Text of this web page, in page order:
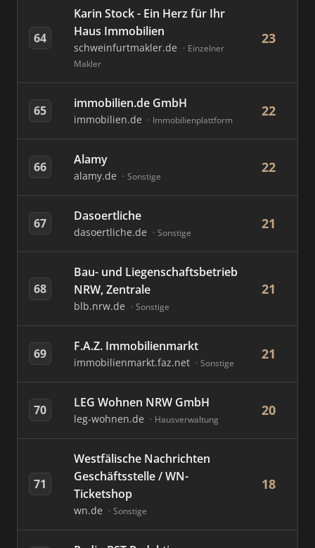
64
Karin Stock - Ein Herz für Ihr
Haus Immobilien
schweinfurtmakler.de
Einzelner
Makler
23
65 immobilien.de GmbH
immobilien.de Immobilienplattform
22
66 Alamy
alamy.de Sonstige
22
67 Dasoertliche
dasoertliche.de Sonstige
21
68
Bau- und Liegenschaftsbetrieb
NRW, Zentrale
blb.nrw.de Sonstige
21
69 F.A.Z. Immobilienmarkt
immobilienmarkt.faz.net Sonstige
21
70 LEG Wohnen NRW GmbH
leg-wohnen.de Hausverwaltung
20
71
Westfälische Nachrichten
Geschäftsstelle / WN-
Ticketshop
wn.de Sonstige
18